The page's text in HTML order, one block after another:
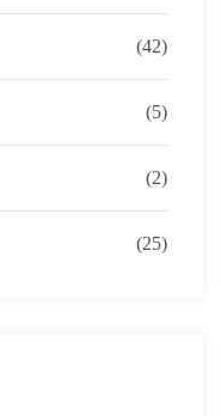
(42)
(5)
(2)
(25)